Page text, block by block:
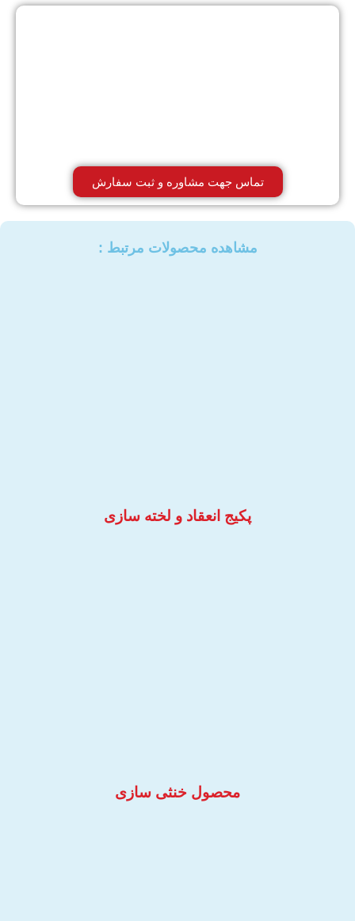
تماس جهت مشاوره و ثبت سفارش
مشاهده محصولات مرتبط :​
پکیج انعقاد و لخته سازی
محصول خنثی سازی